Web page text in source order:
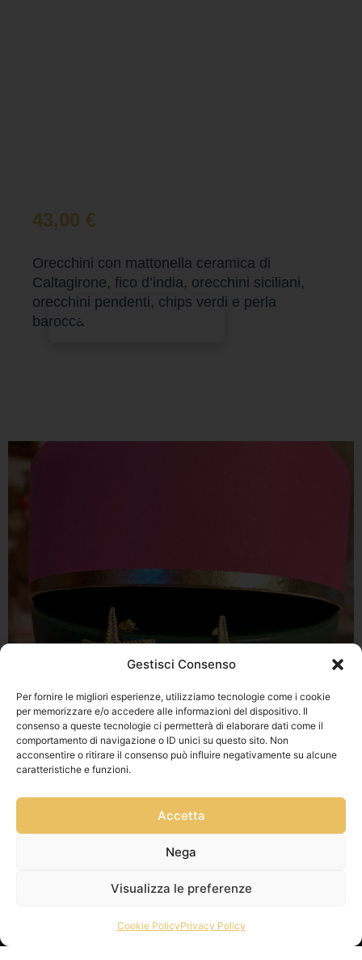
Gestisci Consenso
Per fornire le migliori esperienze, utilizziamo tecnologie come i cookie
per memorizzare e/o accedere alle informazioni del dispositivo. Il
consenso a queste tecnologie ci permetterà di elaborare dati come il
comportamento di navigazione o ID unici su questo sito. Non
acconsentire o ritirare il consenso può influire negativamente su alcune
caratteristiche e funzioni.
Accetta
Nega
Visualizza le preferenze
Cookie PolicyPrivacy Policy
43,00 €
Orecchini con mattonella ceramica di
Caltagirone, fico d’india, orecchini siciliani,
orecchini pendenti, chips verdi e perla
baroccaAggiungi al carrello